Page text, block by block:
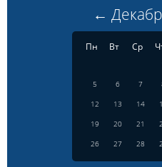
←
Пн Вт Ср
5
6 7
12
13 14
19
20 21
26
27 28